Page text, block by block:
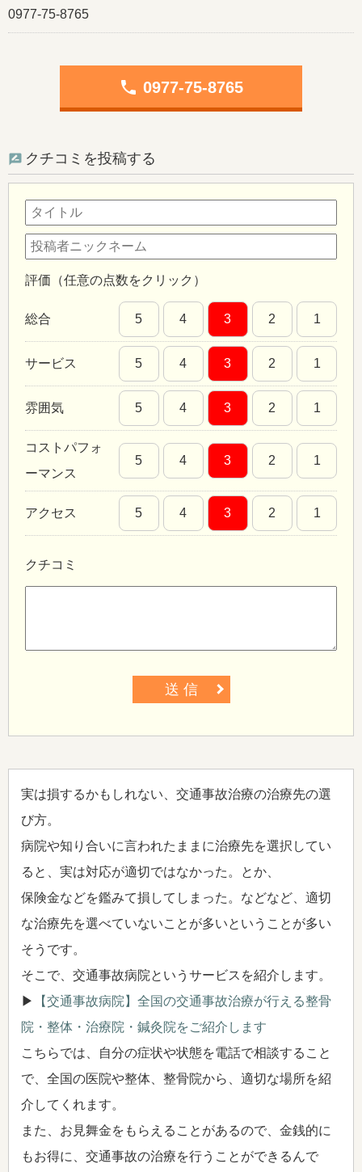
0977-75-8765
phone 0977-75-8765
クチコミを投稿する
評価（任意の点数をクリック）
総合 5 4 3 2 1
サービス 5 4 3 2 1
雰囲気 5 4 3 2 1
コストパフォ
ーマンス
5 4 3 2 1
アクセス 5 4 3 2 1
クチコミ
送 信
実は損するかもしれない、交通事故治療の治療先の選
び方。
病院や知り合いに言われたままに治療先を選択してい
ると、実は対応が適切ではなかった。とか、
保険金などを鑑みて損してしまった。などなど、適切
な治療先を選べていないことが多いということが多い
そうです。
そこで、交通事故病院というサービスを紹介します。
▶
【交通事故病院】全国の交通事故治療が行える整骨
院・整体・治療院・鍼灸院をご紹介します
こちらでは、自分の症状や状態を電話で相談すること
で、全国の医院や整体、整骨院から、適切な場所を紹
介してくれます。
また、お見舞金をもらえることがあるので、金銭的に
もお得に、交通事故の治療を行うことができるんで